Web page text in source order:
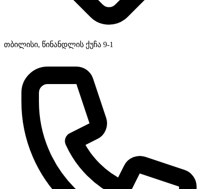
თბილისი, წინანდლის ქუჩა 9-1